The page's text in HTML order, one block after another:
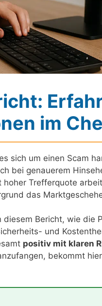
im
sich um einen Scam
bei genauerem
Trefferquote
das
diesem Bericht, wie die
und
positiv mit klaren
bekommt